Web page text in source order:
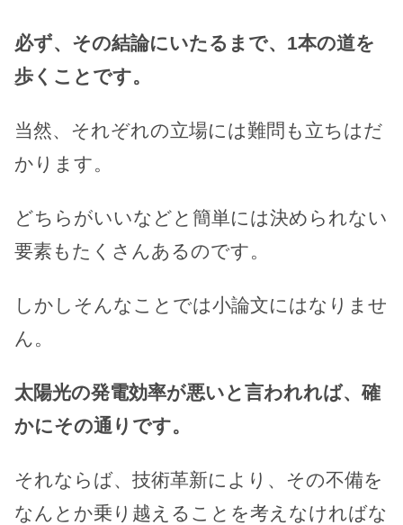
必ず、その結論にいたるまで、1本の道を
歩くことです。
当然、それぞれの立場には難問も立ちはだ
かります。
どちらがいいなどと簡単には決められない
要素もたくさんあるのです。
しかしそんなことでは小論文にはなりませ
ん。
太陽光の発電効率が悪いと言われれば、確
かにその通りです。
それならば、技術革新により、その不備を
なんとか乗り越えることを考えなければな